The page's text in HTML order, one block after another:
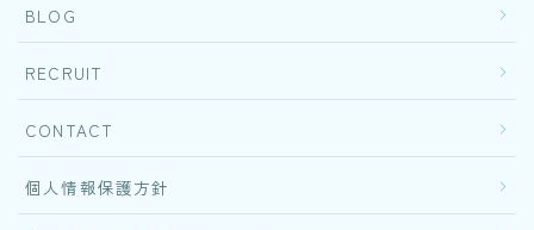
BLOG
RECRUIT
CONTACT
個人情報保護方針